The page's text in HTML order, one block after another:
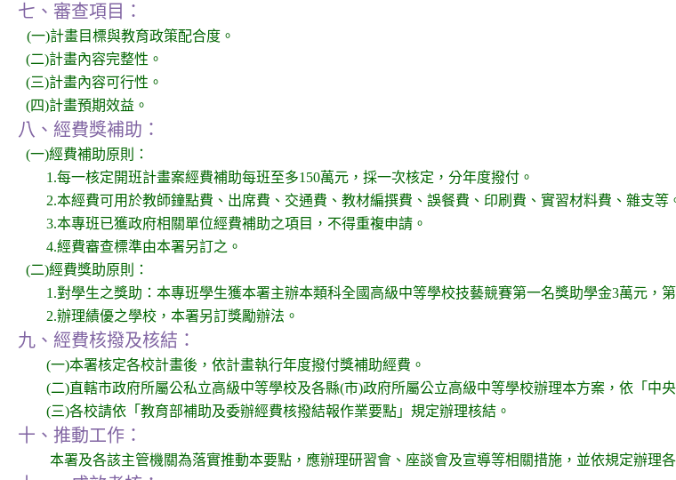
七、審查項目：
(一)計畫目標與教育政策配合度。
(二)計畫內容完整性。
(三)計畫內容可行性。
(四)計畫預期效益。
八、經費獎補助：
(一)經費補助原則：
1.每一核定開班計畫案經費補助每班至多150萬元，採一次核定，分年度撥付。
2.本經費可用於教師鐘點費、出席費、交通費、教材編撰費、誤餐費、印刷費、實習材料費、雜支等
3.本專班已獲政府相關單位經費補助之項目，不得重複申請。
4.經費審查標準由本署另訂之。
(二)經費獎助原則：
1.對學生之獎助：本專班學生獲本署主辦本類科全國高級中等學校技藝競賽第一名獎助學金3萬元，
2.辦理績優之學校，本署另訂獎勵辦法。
九、經費核撥及核結：
(一)本署核定各校計畫後，依計畫執行年度撥付獎補助經費。
(二)直轄市政府所屬公私立高級中等學校及各縣(市)政府所屬公立高級中等學校辦理本方案，依「中
(三)各校請依「教育部補助及委辦經費核撥結報作業要點」規定辦理核結。
十、推動工作：
本署及各該主管機關為落實推動本要點，應辦理研習會、座談會及宣導等相關措施，並依規定辦理